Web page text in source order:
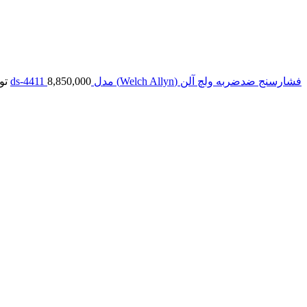
فشارسنج ضدضربه ولچ آلن (Welch Allyn) مدل ds-4411 8,850,000